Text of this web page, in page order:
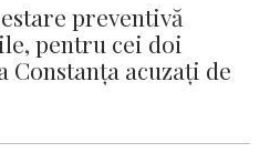
preventivă
pentru cei doi
acuzați de